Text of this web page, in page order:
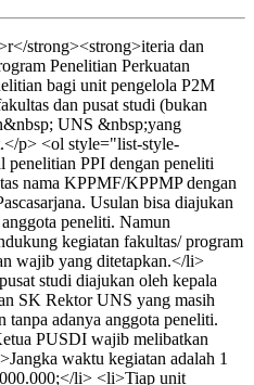
strong><strong>iteria dan
Penelitian Perkuatan
bagi unit pengelola P2M
dan pusat studi (bukan
UNS &nbsp;yang
p> <ol style="list-style-
PPI dengan peneliti
nama KPPMF/KPPMP dengan
Usulan bisa diajukan
peneliti. Namun
kegiatan fakultas/ program
wajib yang ditetapkan.</li>
studi diajukan oleh kepala
SK Rektor UNS yang masih
tanpa adanya anggota peneliti.
PUSDI wajib melibatkan
waktu kegiatan adalah 1
li> <li>Tiap unit